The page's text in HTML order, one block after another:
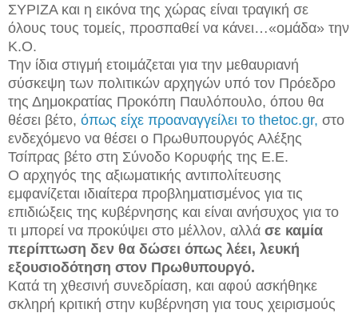
ΣΥΡΙΖΑ και η εικόνα της χώρας είναι τραγική σε
όλους τους τομείς, προσπαθεί να κάνει…«ομάδα» την
Κ.Ο.
Την ίδια στιγμή ετοιμάζεται για την μεθαυριανή
σύσκεψη των πολιτικών αρχηγών υπό τον Πρόεδρο
της Δημοκρατίας Προκόπη Παυλόπουλο, όπου θα
θέσει βέτο, όπως είχε προαναγγείλει το thetoc.gr, στο
ενδεχόμενο να θέσει ο Πρωθυπουργός Αλέξης
Τσίπρας βέτο στη Σύνοδο Κορυφής της Ε.Ε.
Ο αρχηγός της αξιωματικής αντιπολίτευσης
εμφανίζεται ιδιαίτερα προβληματισμένος για τις
επιδιώξεις της κυβέρνησης και είναι ανήσυχος για το
τι μπορεί να προκύψει στο μέλλον, αλλά σε καμία
περίπτωση δεν θα δώσει όπως λέει, λευκή
εξουσιοδότηση στον Πρωθυπουργό.
Κατά τη χθεσινή συνεδρίαση, και αφού ασκήθηκε
σκληρή κριτική στην κυβέρνηση για τους χειρισμούς